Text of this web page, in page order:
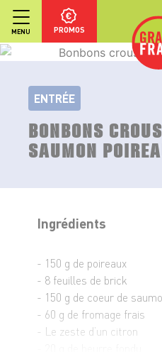
MENU PROMOS
ENTRÉE
BONBONS
SAUMON
Ingrédients
- 150 g de poireaux
- 8 feuilles de brick
- 150 g de coeur de
- 60 g de fromage frais
- Le zeste d’un citron